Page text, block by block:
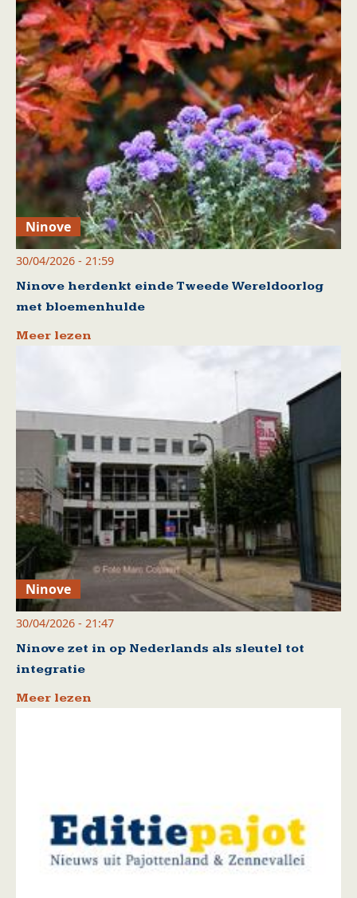
Ninove
30/04/2026 - 21:59
Ninove herdenkt einde Tweede Wereldoorlog
met bloemenhulde
Meer lezen
Ninove
30/04/2026 - 21:47
Ninove zet in op Nederlands als sleutel tot
integratie
Meer lezen